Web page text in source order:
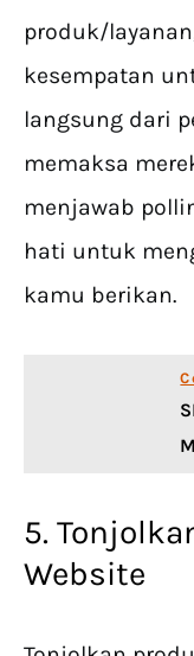
produk/
kesempatan
langsung dari
memaksa
menjawab
hati untuk
kamu berikan.
5.
Website